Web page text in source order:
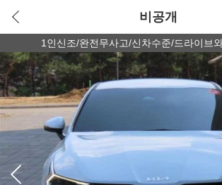
비공개
1인신조/완전무사고/신차수준/드라이브